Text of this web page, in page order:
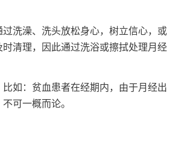
洗澡、洗头放松身心，树立信心，或
清理，因此通过洗浴或擦拭处理月经
如：贫血患者在经期内，由于月经出
可一概而论。